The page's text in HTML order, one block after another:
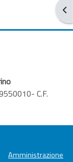
C.F.
Amministrazione